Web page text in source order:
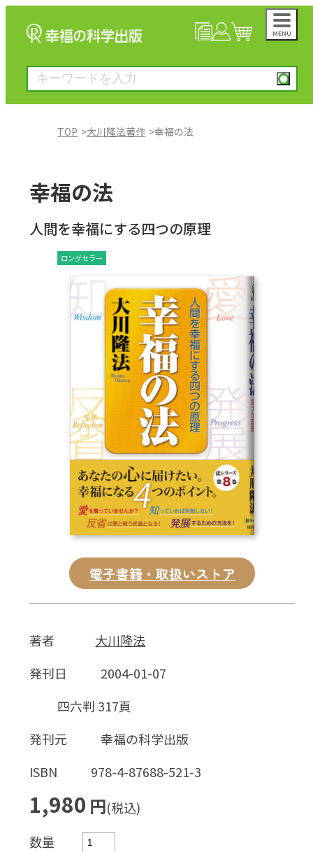
MENU
絵本
雑誌
DVD・ブルーレイ
雑貨
外国語
TOP 大川隆法著作 幸福の法
幸福の法
人間を幸福にする四つの原理
ロングセラー
電子書籍・取扱いストア
著者
大川隆法
発刊日
2004-01-07
四六判 317頁
発刊元
幸福の科学出版
ISBN
978-4-87688-521-3
1,980 円(税込)
数量